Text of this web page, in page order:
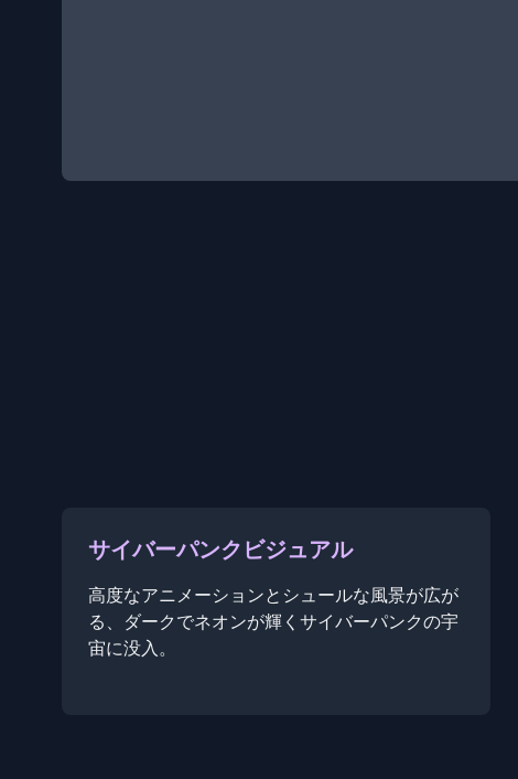
サイバーパンクビジュアル
高度なアニメーションとシュールな風景が広が
る、ダークでネオンが輝くサイバーパンクの宇
宙に没入。